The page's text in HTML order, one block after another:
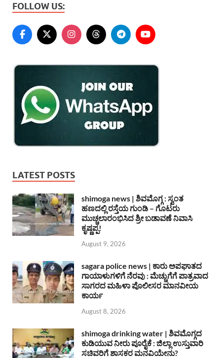
FOLLOW US:
LATEST POSTS
shimoga news | ಶಿವಮೊಗ್ಗ : ಸ್ವಂತ
ಹಣದಲ್ಲಿ ರಸ್ತೆಯ ಗುಂಡಿ – ಗೊಟರು
ಮುಚ್ಚಲಾರಂಭಿಸಿದ ಶ್ರೀ ಬಡಾವಣೆ ನಿವಾಸಿ
ಕೃಷ್ಣಪ್ಪ!
August 9, 2026
sagara police news | ಕಾರು ಅಪಘಾತದ
ಗಾಯಾಳುಗಳಿಗೆ ನೆರವು : ಮೆಚ್ಚುಗೆಗೆ ಪಾತ್ರವಾದ
ಸಾಗರದ ಮಹಿಳಾ ಪೊಲೀಸರ ಮಾನವೀಯ
ಕಾರ್ಯ
August 8, 2026
shimoga drinking water | ಶಿವಮೊಗ್ಗದ
ಕುಡಿಯುವ ನೀರು ಪೂರೈಕೆ : ಜಿಲ್ಲಾ ಉಸ್ತುವಾರಿ
ಸಚಿವರಿಗೆ ಶಾಸಕರ ಮನವಿಯೇನು?